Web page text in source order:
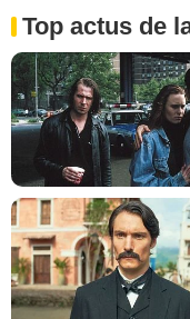
Top actus de